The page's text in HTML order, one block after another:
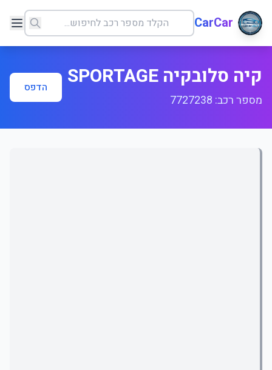
CarCar
קיה סלובקיה SPORTAGE
מספר רכב: 7727238
הדפס